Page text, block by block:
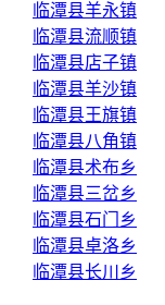
临潭县羊永镇
临潭县流顺镇
临潭县店子镇
临潭县羊沙镇
临潭县王旗镇
临潭县八角镇
临潭县术布乡
临潭县三岔乡
临潭县石门乡
临潭县卓洛乡
临潭县长川乡